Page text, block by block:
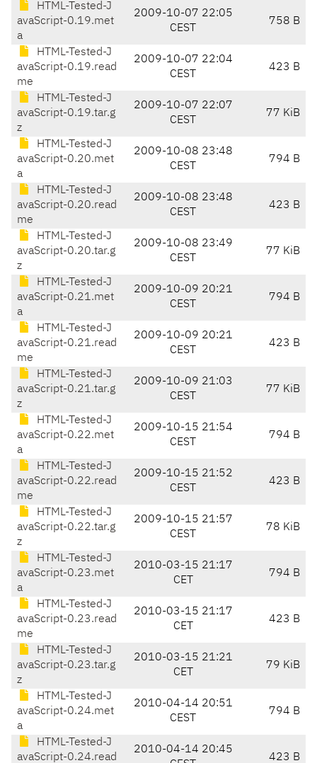
HTML-Tested-J
avaScript-0.19.met
a
2009-10-07 22:05
CEST
758 B
HTML-Tested-J
avaScript-0.19.read
me
2009-10-07 22:04
CEST
423 B
HTML-Tested-J
avaScript-0.19.tar.g
z
2009-10-07 22:07
CEST
77 KiB
HTML-Tested-J
avaScript-0.20.met
a
2009-10-08 23:48
CEST
794 B
HTML-Tested-J
avaScript-0.20.read
me
2009-10-08 23:48
CEST
423 B
HTML-Tested-J
avaScript-0.20.tar.g
z
2009-10-08 23:49
CEST
77 KiB
HTML-Tested-J
avaScript-0.21.met
a
2009-10-09 20:21
CEST
794 B
HTML-Tested-J
avaScript-0.21.read
me
2009-10-09 20:21
CEST
423 B
HTML-Tested-J
avaScript-0.21.tar.g
z
2009-10-09 21:03
CEST
77 KiB
HTML-Tested-J
avaScript-0.22.met
a
2009-10-15 21:54
CEST
794 B
HTML-Tested-J
avaScript-0.22.read
me
2009-10-15 21:52
CEST
423 B
HTML-Tested-J
avaScript-0.22.tar.g
z
2009-10-15 21:57
CEST
78 KiB
HTML-Tested-J
avaScript-0.23.met
a
2010-03-15 21:17
CET
794 B
HTML-Tested-J
avaScript-0.23.read
me
2010-03-15 21:17
CET
423 B
HTML-Tested-J
avaScript-0.23.tar.g
z
2010-03-15 21:21
CET
79 KiB
HTML-Tested-J
avaScript-0.24.met
a
2010-04-14 20:51
CEST
794 B
HTML-Tested-J
avaScript-0.24.read
2010-04-14 20:45
423 B